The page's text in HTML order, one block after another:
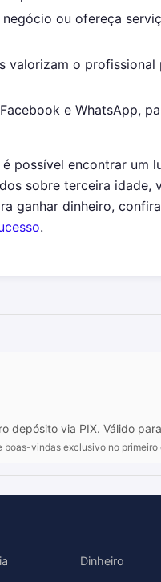
ou ofereça
valorizam o profissional
e WhatsApp,
possível encontrar um
sobre terceira idade,
ganhar dinheiro, confira
.
via PIX. Válido
boas-vindas exclusivo no
Dinheiro